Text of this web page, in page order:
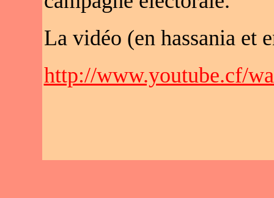
La vidéo (en hassania et
http://www.youtube.cf/